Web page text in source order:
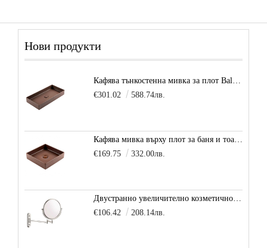
Нови продукти
Кафява тънкостенна мивка за плот Balance, цвят - карамел
€301.02
588.74лв.
Кафява мивка върху плот за баня и тоалетна Decente, цвят - карамел
€169.75
332.00лв.
Двустранно увеличително козметично огледало за баня Vitra Arkitekt
€106.42
208.14лв.